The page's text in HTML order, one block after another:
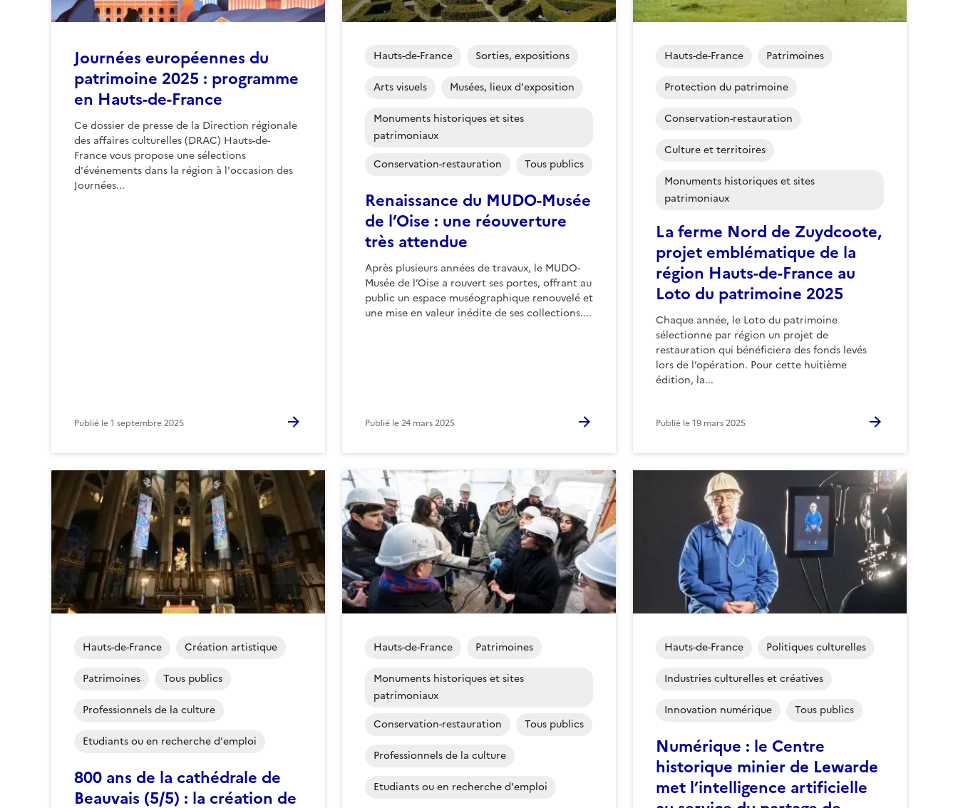
Journées européennes du
patrimoine 2025 : programme
en Hauts-de-France
Ce dossier de presse de la Direction régionale
des affaires culturelles (DRAC) Hauts-de-
France vous propose une sélections
d'événements dans la région à l'occasion des
Journées...
Publié le1 septembre 2025
Renaissance du MUDO-Musée
de l’Oise : une réouverture
très attendue
Après plusieurs années de travaux, le MUDO-
Musée de l’Oise a rouvert ses portes, offrant au
public un espace muséographique renouvelé et
une mise en valeur inédite de ses collections....
Hauts-de-France Sorties, expositions
Arts visuels Musées, lieux d'exposition
Monuments historiques et sites
patrimoniaux
Conservation-restauration
Tous publics
Publié le24 mars 2025
La ferme Nord de Zuydcoote,
projet emblématique de la
région Hauts-de-France au
Loto du patrimoine 2025
Chaque année, le Loto du patrimoine
sélectionne par région un projet de
restauration qui bénéficiera des fonds levés
lors de l’opération. Pour cette huitième
édition, la...
Hauts-de-France Patrimoines
Protection du patrimoine
Conservation-restauration
Culture et territoires
Monuments historiques et sites
patrimoniaux
Publié le19 mars 2025
800 ans de la cathédrale de
Beauvais (5/5) : la création de
Hauts-de-France Création artistique
Patrimoines Tous publics
Professionnels de la culture
Etudiants ou en recherche d'emploi
Hauts-de-France Patrimoines
Monuments historiques et sites
patrimoniaux
Conservation-restauration
Tous publics
Professionnels de la culture
Etudiants ou en recherche d'emploi
Numérique : le Centre
historique minier de Lewarde
met l’intelligence artificielle
Hauts-de-France Politiques culturelles
Industries culturelles et créatives
Innovation numérique Tous publics